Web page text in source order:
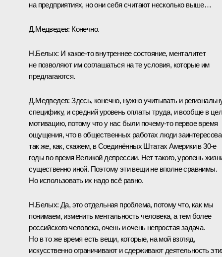
на предприятиях, но они себя считают несколько выше…
Д.Медведев: Конечно.
Н.Белых: И какое‑то внутреннее состояние, менталитет
не позволяют им соглашаться на те условия, которые им
предлагаются.
Д.Медведев: Здесь, конечно, нужно учитывать и
специфику, и средний уровень оплаты труда, и вообще в
мотивацию, потому что у нас были почему‑то первое время
ощущения, что в общественных работах люди
так же, как, скажем, в Соединённых Штатах Америки в 30-е
годы во время Великой депрессии. Нет такого, уровень
существенно иной. Поэтому эти вещи не вполне сравнимы.
Но использовать их надо всё равно.
Н.Белых: Да, это отдельная проблема, потому что, как мы
понимаем, изменить ментальность человека, а тем более
российского человека, очень и очень непростая задача.
Но в то же время есть вещи, которые, на мой взгляд,
искусственно ограничивают и сдерживают деятельность